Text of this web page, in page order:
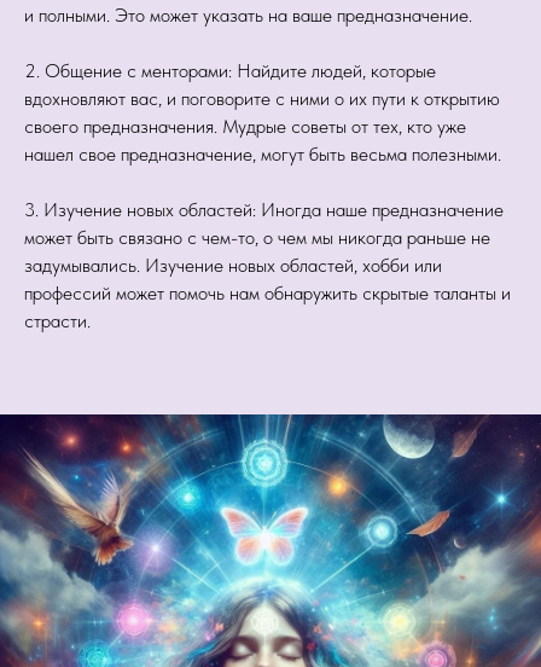
и полными. Это может указать на ваше предназначение.
2. Общение с менторами: Найдите людей, которые
вдохновляют вас, и поговорите с ними о их пути к открытию
своего предназначения. Мудрые советы от тех, кто уже
нашел свое предназначение, могут быть весьма полезными.
3. Изучение новых областей: Иногда наше предназначение
может быть связано с чем-то, о чем мы никогда раньше не
задумывались. Изучение новых областей, хобби или
профессий может помочь нам обнаружить скрытые таланты и
страсти.